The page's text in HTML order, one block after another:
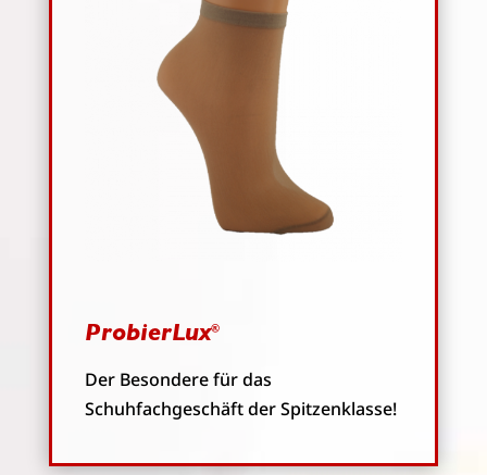
ProbierLux®
Der Besondere für das
Schuhfachgeschäft der Spitzenklasse!